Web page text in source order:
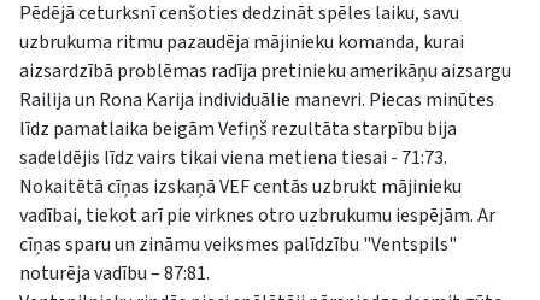
Pēdējā ceturksnī cenšoties dedzināt spēles laiku, savu
uzbrukuma ritmu pazaudēja mājinieku komanda, kurai
aizsardzībā problēmas radīja pretinieku amerikāņu aizsargu
Railija un Rona Karija individuālie manevri. Piecas minūtes
līdz pamatlaika beigām Vefiņš rezultāta starpību bija
sadeldējis līdz vairs tikai viena metiena tiesai - 71:73.
Nokaitētā cīņas izskaņā VEF centās uzbrukt mājinieku
vadībai, tiekot arī pie virknes otro uzbrukumu iespējām. Ar
cīņas sparu un zināmu veiksmes palīdzību "Ventspils"
noturēja vadību – 87:81.